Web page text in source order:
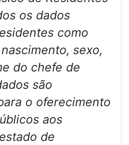
os dados
como
sexo,
do chefe de
são
o oferecimento
aos
de